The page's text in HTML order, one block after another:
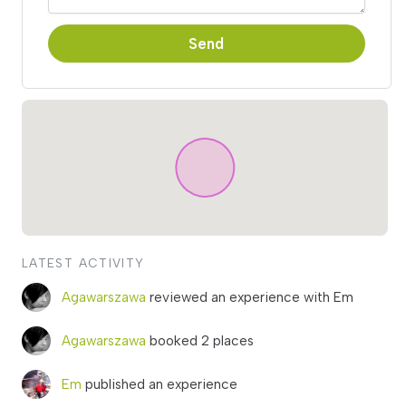
Send
LATEST ACTIVITY
Agawarszawa reviewed an experience with Em
Agawarszawa booked 2 places
Em published an experience